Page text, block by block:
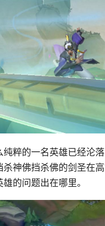
粹的一名英雄已经沦
神佛挡杀佛的剑圣在
的问题出在哪里。